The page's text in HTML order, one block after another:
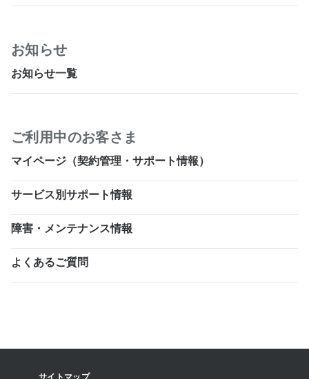
お知らせ
お知らせ一覧
ご利用中のお客さま
マイページ（契約管理・サポート情報）
サービス別サポート情報
障害・メンテナンス情報
よくあるご質問